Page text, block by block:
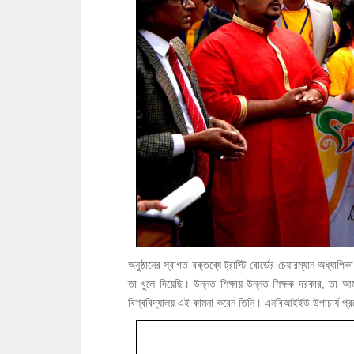
অনুষ্ঠানের স্বাগত বক্তব্যে ট্রাস্টি বোর্ডের চেয়ারম্যান
তা খুলে দিয়েছি। উন্নত শিক্ষায় উন্নত শিক্ষক দরকার, তা
বিশ্ববিদ্যালয় এই কামনা করেন তিনি। এনবিআইইউ উপাচার্য